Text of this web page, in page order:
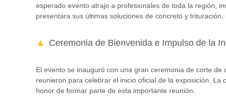
esperado evento atrajo a profesionales de toda la región,
presentara sus últimas soluciones de concreto y
Ceremonia de Bienvenida e Impulso de la
El evento se inauguró con una gran ceremonia de corte
reunieron para celebrar el inicio oficial de la exposición.
honor de formar parte de esta importante reunión.